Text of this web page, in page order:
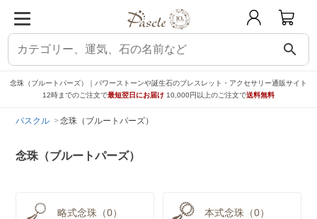
search
念珠（ブルートパーズ）｜パワーストーンや誕生石のブレスレット・アクセサリー通販サイト
12時までのご注文で最短翌日にお届け 10,000円以上のご注文で送料無料
パスクル 念珠（ブルートパーズ）
念珠（ブルートパーズ）
略式念珠（0） 本式念珠（0）